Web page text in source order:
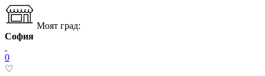
Моят град:
София
0
♡